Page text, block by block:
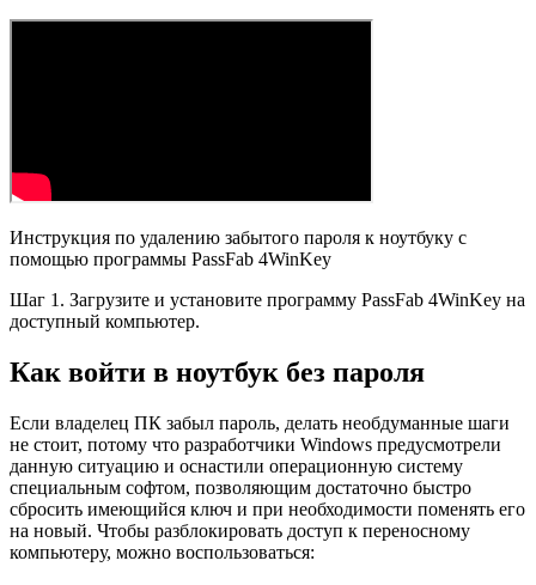
Инструкция по удалению забытого пароля к ноутбуку с
помощью программы PassFab 4WinKey
Шаг 1. Загрузите и установите программу PassFab 4WinKey на
доступный компьютер.
Как войти в ноутбук без пароля
Если владелец ПК забыл пароль, делать необдуманные шаги
не стоит, потому что разработчики Windows предусмотрели
данную ситуацию и оснастили операционную систему
специальным софтом, позволяющим достаточно быстро
сбросить имеющийся ключ и при необходимости поменять его
на новый. Чтобы разблокировать доступ к переносному
компьютеру, можно воспользоваться: